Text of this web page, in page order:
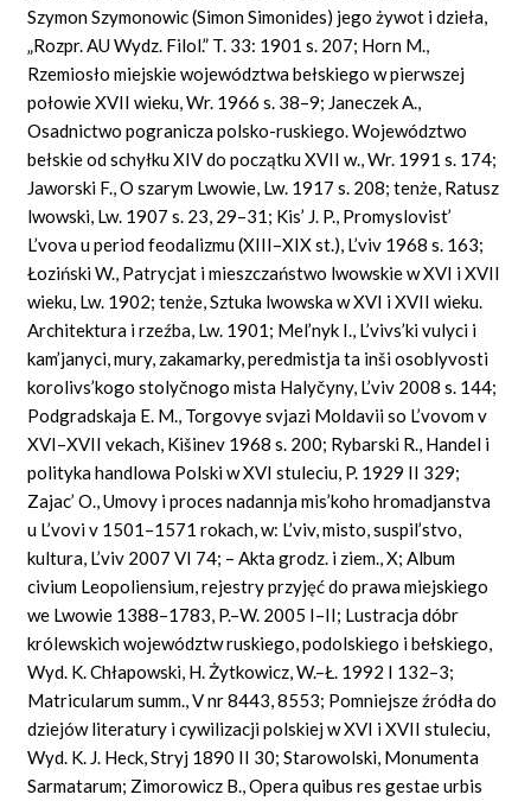
Szymon Szymonowic (Simon Simonides) jego żywot i dzieła,
„Rozpr. AU Wydz. Filol.” T. 33: 1901 s. 207; Horn M.,
Rzemiosło miejskie województwa bełskiego w pierwszej
połowie XVII wieku, Wr. 1966 s. 38–9; Janeczek A.,
Osadnictwo pogranicza polsko-ruskiego. Województwo
bełskie od schyłku XIV do początku XVII w., Wr. 1991 s. 174;
Jaworski F., O szarym Lwowie, Lw. 1917 s. 208; tenże, Ratusz
lwowski, Lw. 1907 s. 23, 29–31; Kis’ J. P., Promyslovist’
L’vova u period feodalizmu (XIII–XIX st.), L’viv 1968 s. 163;
Łoziński W., Patrycjat i mieszczaństwo lwowskie w XVI i XVII
wieku, Lw. 1902; tenże, Sztuka lwowska w XVI i XVII wieku.
Architektura i rzeźba, Lw. 1901; Mel’nyk I., L’vivs’ki vulyci i
kam’janyci, mury, zakamarky, peredmistja ta inši osoblyvosti
korolivs’kogo stolyčnogo mista Halyčyny, L’viv 2008 s. 144;
Podgradskaja E. M., Torgovye svjazi Moldavii so L’vovom v
XVI–XVII vekach, Kišinev 1968 s. 200; Rybarski R., Handel i
polityka handlowa Polski w XVI stuleciu, P. 1929 II 329;
Zajac’ O., Umovy i proces nadannja mis’koho hromadjanstva
u L’vovi v 1501–1571 rokach, w: L’viv, misto, suspil’stvo,
kultura, L’viv 2007 VI 74; – Akta grodz. i ziem., X; Album
civium Leopoliensium, rejestry przyjęć do prawa miejskiego
we Lwowie 1388–1783, P.–W. 2005 I–II; Lustracja dóbr
królewskich województw ruskiego, podolskiego i bełskiego,
Wyd. K. Chłapowski, H. Żytkowicz, W.–Ł. 1992 I 132–3;
Matricularum summ., V nr 8443, 8553; Pomniejsze źródła do
dziejów literatury i cywilizacji polskiej w XVI i XVII stuleciu,
Wyd. K. J. Heck, Stryj 1890 II 30; Starowolski, Monumenta
Sarmatarum; Zimorowicz B., Opera quibus res gestae urbis